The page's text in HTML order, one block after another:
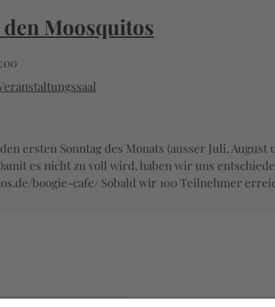
Moosquitos
ersten Sonntag des Monats (ausser Juli,
es nicht zu voll wird, haben wir uns
boogie-cafe/ Sobald wir 100 Teilnehmer